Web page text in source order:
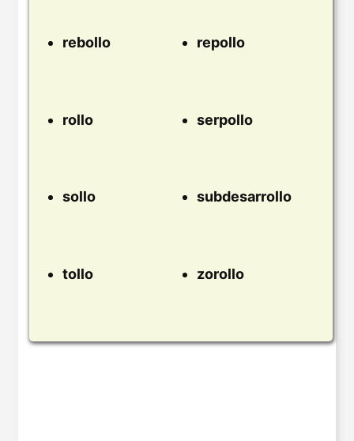
rebollo repollo
rollo serpollo
sollo subdesarrollo
tollo zorollo